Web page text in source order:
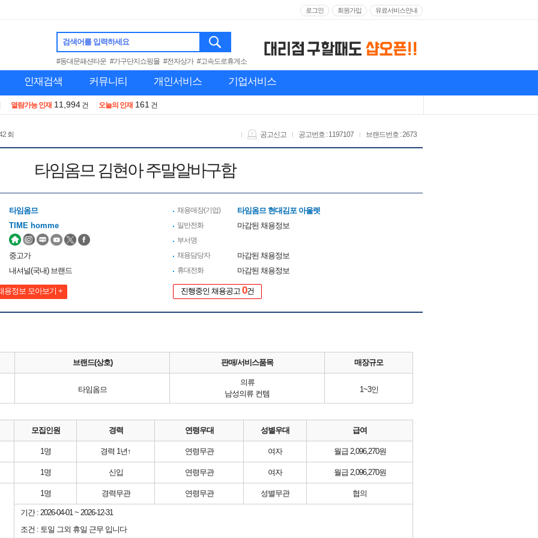
로그인 회원가입 유료서비스안내
검색어를 입력하세요
#동대문패션타운 #가구단지쇼핑몰 #전자상가 #고속도로휴게소
인재검색 커뮤니티 개인서비스 기업서비스
열람가능 인재 11,994 건 오늘의 인재 161 건
회 브랜드번호 : 2673
공고번호 : 1197107
공고신고
타임옴므 김현아 주말알바구함
타임옴므
TIME homme
중고가
내셔널(국내) 브랜드
용정보 모아보기 +
채용매장(기업) 타임옴므 현대김포 아울렛
일반전화 마감된 채용정보
부서명
채용담당자
마감된 채용정보
휴대전화 마감된 채용정보
진행중인 채용공고 0건
브랜드(상호) 판매/서비스품목 매장규모
타임옴므
의류
남성의류 컨템
1~3인
모집인원 경력 연령우대 성별우대 급여
1명 경력 1년↑ 연령무관 여자 월급 2,096,270원
1명 신입 연령무관 여자 월급 2,096,270원
1명 경력무관 연령무관 성별무관 협의
기간 : 2026-04-01 ~ 2026-12-31
조건 : 토일 그외 휴일 근무 입니다